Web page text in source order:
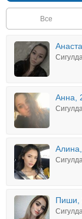
Все
Анна,
Пиши,